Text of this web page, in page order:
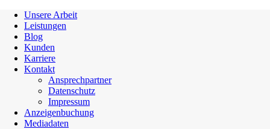
Unsere Arbeit
Leistungen
Blog
Kunden
Karriere
Kontakt
Ansprechpartner
Datenschutz
Impressum
Anzeigenbuchung
Mediadaten